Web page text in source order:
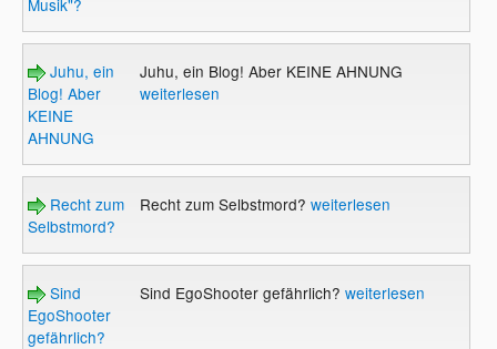
Juhu, ein
Blog! Aber
KEINE
AHNUNG
Juhu, ein Blog! Aber KEINE AHNUNG
weiterlesen
Recht zum
Selbstmord?
Recht zum Selbstmord? weiterlesen
Sind
EgoShooter
gefährlich?
Sind EgoShooter gefährlich? weiterlesen